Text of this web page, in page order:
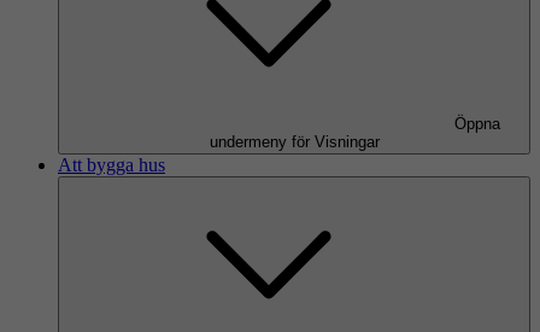
Öppna
undermeny för Visningar
Att bygga hus